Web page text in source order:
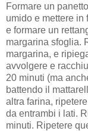
Formare un
umido e mettere in
e formare un
margarina sfoglia.
margarina, e
avvolgere e
20 minuti (ma
battendo il
altra farina,
da entrambi i lati.
minuti. Ripetere